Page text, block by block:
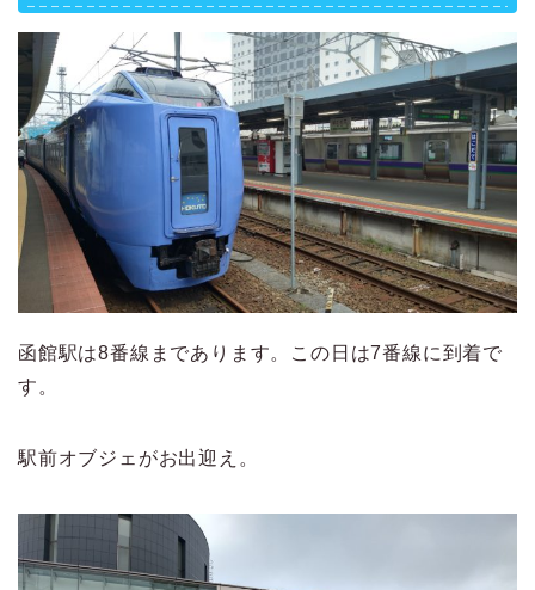
函館駅は8番線まであります。この日は7番線に到着で
す。
駅前オブジェがお出迎え。